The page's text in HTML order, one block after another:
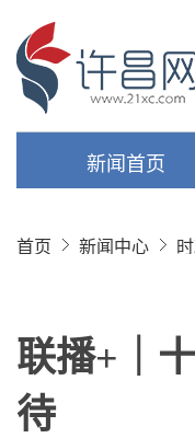
新闻首页
首页 新闻中心
联播+｜
待